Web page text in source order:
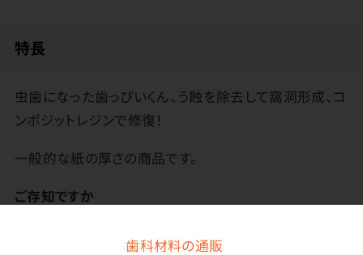
歯科材料の通販
特長
虫歯になった歯っぴいくん、う蝕を除去して窩洞形成、コ
ンポジットレジンで修復！
一般的な紙の厚さの商品です。
ご存知ですか
プには「食品、添加物等の規格基準第3」という検査を通